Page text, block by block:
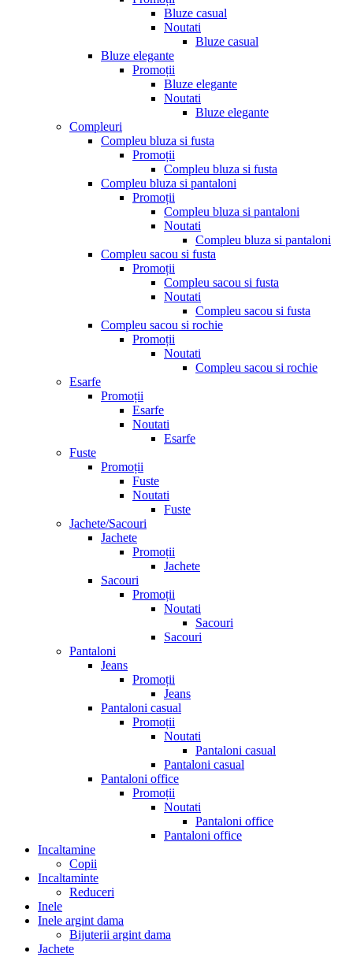
Bluze casual
Noutati
Bluze casual
Bluze elegante
Promoții
Bluze elegante
Noutati
Bluze elegante
Compleuri
Compleu bluza si fusta
Promoții
Compleu bluza si fusta
Compleu bluza si pantaloni
Promoții
Compleu bluza si pantaloni
Noutati
Compleu bluza si pantaloni
Compleu sacou si fusta
Promoții
Compleu sacou si fusta
Noutati
Compleu sacou si fusta
Compleu sacou si rochie
Promoții
Noutati
Compleu sacou si rochie
Esarfe
Promoții
Esarfe
Noutati
Esarfe
Fuste
Promoții
Fuste
Noutati
Fuste
Jachete/Sacouri
Jachete
Promoții
Jachete
Sacouri
Promoții
Noutati
Sacouri
Sacouri
Pantaloni
Jeans
Promoții
Jeans
Pantaloni casual
Promoții
Noutati
Pantaloni casual
Pantaloni casual
Pantaloni office
Promoții
Noutati
Pantaloni office
Pantaloni office
Incaltamine
Copii
Incaltaminte
Reduceri
Inele
Inele argint dama
Bijuterii argint dama
Jachete